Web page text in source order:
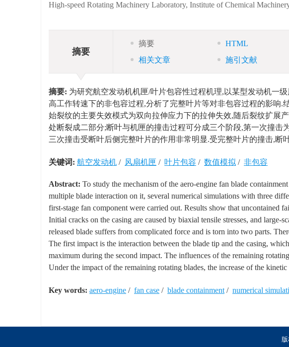
High-speed Rotating Machinery Laboratory, Institute of Chemical
摘要
摘要 HTML
相关文章
施引文献
摘要: 为研究航空发动机机匣/叶片包容性过程机理,以某型发动机一
高工作转速下的非包容过程,分析了完整叶片等对非包容过程的影响.
始裂纹的主要失效模式为双向拉伸应力下的拉伸失效,随后裂纹扩展
处断裂成二部分;断叶与机匣的撞击过程可分成三个阶段,第一次撞击
三次撞击受断叶后侧完整叶片的作用非常明显.受完整叶片的撞击,断
关键词: 航空发动机 / 风扇机匣 / 叶片包容 / 数值模拟 / 非包容
Abstract: To study the mechanism of the aero-engine fan blade
multiple blade interaction on it, several numerical simulations with three
first-stage fan component were carried out. Results show that uncontained
Initial cracks on the casing are caused by biaxial tensile stresses, and
released blade suffers from complicated force and is torn into two parts.
The first impact is the interaction between the blade tip and the casing,
maximum during the second impact. The influences of the remaining
Under the impact of the remaining rotating blades, the increase of the
Key words: aero-engine / fan case / blade containment / numerical